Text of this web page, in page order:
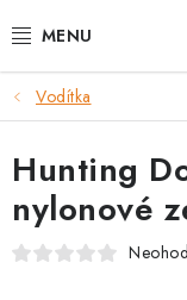
na
POTŘEBY PRO PSY
TAMI PŘEPRAVNÍ
SPORT SE PSEM
Vodítka
Hunting
nylonové